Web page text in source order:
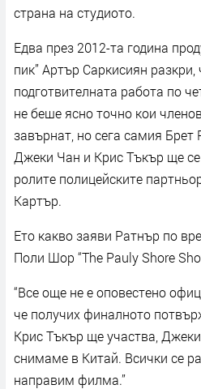
страна на студиото.
Едва през 2012-та година
пик” Артър Саркисиян разкри,
подготвителната работа по
не беше ясно точно кои
завърнат, но сега самия
Джeки Чан и Крис Тъкър ще
ролите полицейските
Картър.
Ето какво заяви Ратнър по
Поли Шор “The Pauly Shore
“Все още не е оповестено
че получих финалното
Крис Тъкър ще участва,
снимаме в Китай. Всички се
направим филма.”